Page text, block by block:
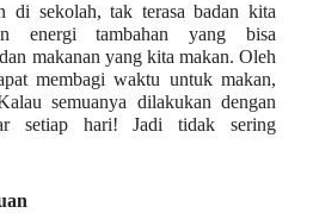
di sekolah, tak terasa badan kita
energi tambahan yang bisa
makanan yang kita makan. Oleh
membagi waktu untuk makan,
semuanya dilakukan dengan
setiap hari! Jadi tidak sering